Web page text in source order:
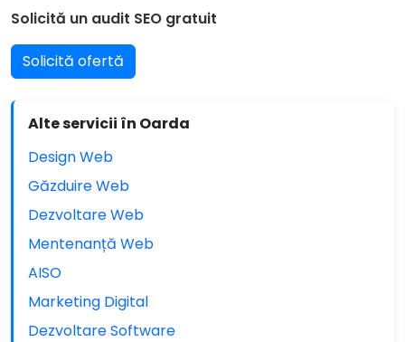
Solicită un audit SEO gratuit
Solicită ofertă
Alte servicii în Oarda
Design Web
Găzduire Web
Dezvoltare Web
Mentenanță Web
AISO
Marketing Digital
Dezvoltare Software